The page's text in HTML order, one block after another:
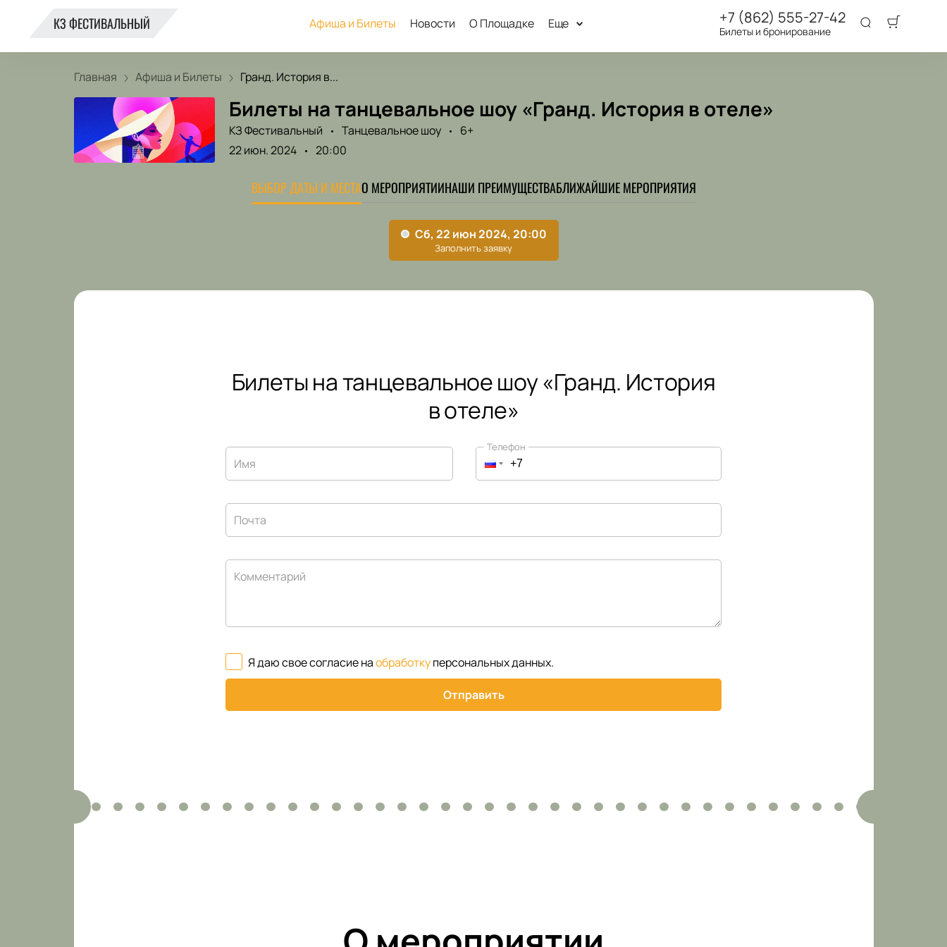
КЗ ФЕСТИВАЛЬНЫЙ Афиша и Билеты Новости О Площадке Еще +7 (862) 555-27-42
Билеты и бронирование
Главная Афиша и Билеты Гранд. История в...
Билеты на танцевальное шоу «Гранд. История в отеле»
КЗ Фестивальный Танцевальное шоу
6+
22 июн. 2024
20:00
ВЫБОР ДАТЫ И МЕСТАО МЕРОПРИЯТИИНАШИ ПРЕИМУЩЕСТВАБЛИЖАЙШИЕ МЕРОПРИЯТИЯ
Билеты на танцевальное шоу «Гранд. История
в отеле»
Имя
Телефон
Почта
Комментарий
Я даю свое согласие наобработкуперсональных данных.
Отправить